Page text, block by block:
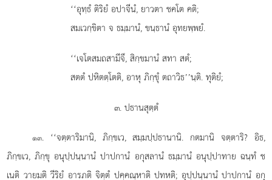
‘‘อุทฺธํ ติริยํ อปาจีนํ, ยาวตา ชคโต คติ;
สมเวกฺขิตา จ ธมฺมานํ, ขนฺธานํ อุทยพฺพยํ.
‘‘เจโตสมถสามีจึ, สิกฺขมานํ สทา สตํ;
สตตํ ปหิตตฺโตติ, อาหุ ภิกฺขุํ ตถาวิธ’’นฺติ. ทุติยํ;
๓. ปธานสุตฺตํ
๑๓. ‘‘จตฺตาริมานิ, ภิกฺขเว, สมฺมปฺปธานานิ. กตมานิ จตฺตาริ? อิธ,
ภิกฺขเว, ภิกฺขุ อนุปฺปนฺนานํ ปาปกานํ อกุสลานํ ธมฺมานํ อนุปฺปาทาย ฉนฺทํ ช
เนติ วายมติ วีริยํ อารภติ จิตฺตํ ปคฺคณฺหาติ ปทหติ; อุปฺปนฺนานํ ปาปกานํ อกุ